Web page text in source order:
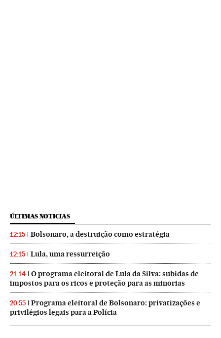
ÚLTIMAS NOTICIAS
12:15 Bolsonaro, a destruição como estratégia
12:15 Lula, uma ressurreição
21:14
O programa eleitoral de Lula da Silva: subidas de
impostos para os ricos e proteção para as minorias
20:55
Programa eleitoral de Bolsonaro: privatizações e
privilégios legais para a Polícia